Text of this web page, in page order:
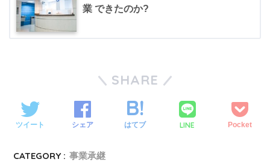
業 できたのか?
SHARE
ツイート シェア はてブ LINE Pocket
CATEGORY : 事業承継